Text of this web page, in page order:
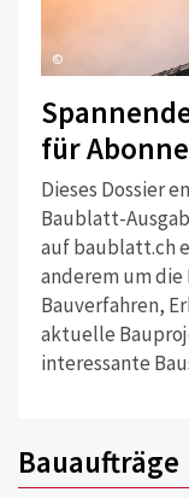
©
für
Dieses Dossier
Baublatt-
auf baublatt.ch
anderem um
Bauverfahren,
aktuelle
interessante
Bauaufträge